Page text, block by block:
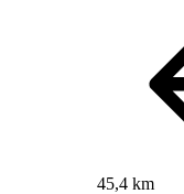
45,4 km